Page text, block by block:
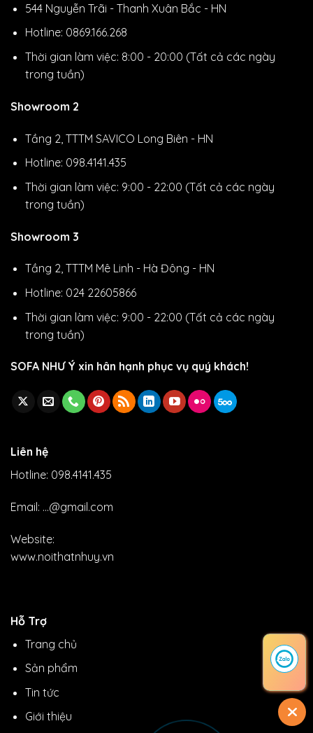
544 Nguyễn Trãi - Thanh Xuân Bắc - HN
Hotline: 0869.166.268
Thời gian làm việc: 8:00 - 20:00 (Tất cả các ngày
trong tuần)
Showroom 2
Tầng 2, TTTM SAVICO Long Biên - HN
Hotline: 098.4141.435
Thời gian làm việc: 9:00 - 22:00 (Tất cả các ngày
trong tuần)
Showroom 3
Tầng 2, TTTM Mê Linh - Hà Đông - HN
Hotline: 024 22605866
Thời gian làm việc: 9:00 - 22:00 (Tất cả các ngày
trong tuần)
SOFA NHƯ Ý xin hân hạnh phục vụ quý khách!
Liên hệ
Hotline: 098.4141.435
Email: ...@gmail.com
Website:
www.noithatnhuy.vn
Hỗ Trợ
Trang chủ
Sản phẩm
Tin tức
Giới thiệu